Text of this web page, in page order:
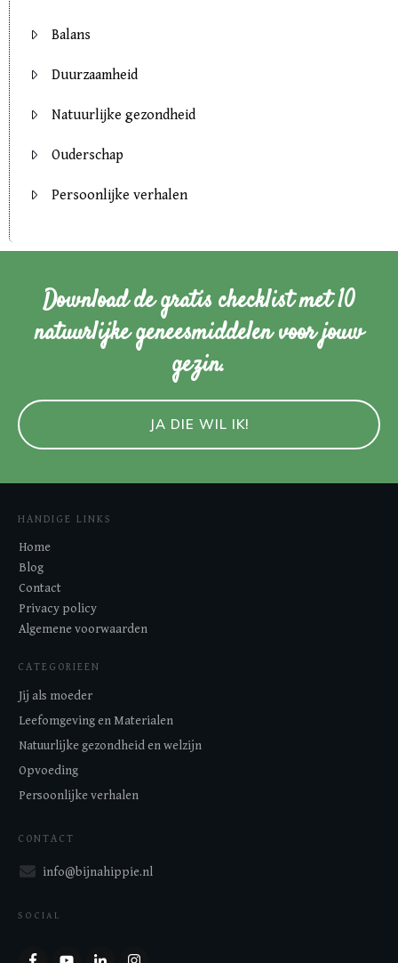
Balans
Duurzaamheid
Natuurlijke gezondheid
Ouderschap
Persoonlijke verhalen
Download de gratis checklist met 10
natuurlijke geneesmiddelen voor jouw
gezin.
JA DIE WIL IK!
HANDIGE LINKS
Home
Blog
Contact
Privacy policy
Algemene voorwaarden
CATEGORIEEN
Jij als moeder
Leefomgeving en Materialen
Natuurlijke gezondheid en welzijn
Opvoeding
Persoonlijke verhalen
CONTACT
info@bijnahippie.nl
SOCIAL